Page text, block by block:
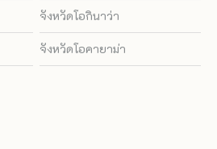
จังหวัดโอกินาว่า
จังหวัดโอคายาม่า